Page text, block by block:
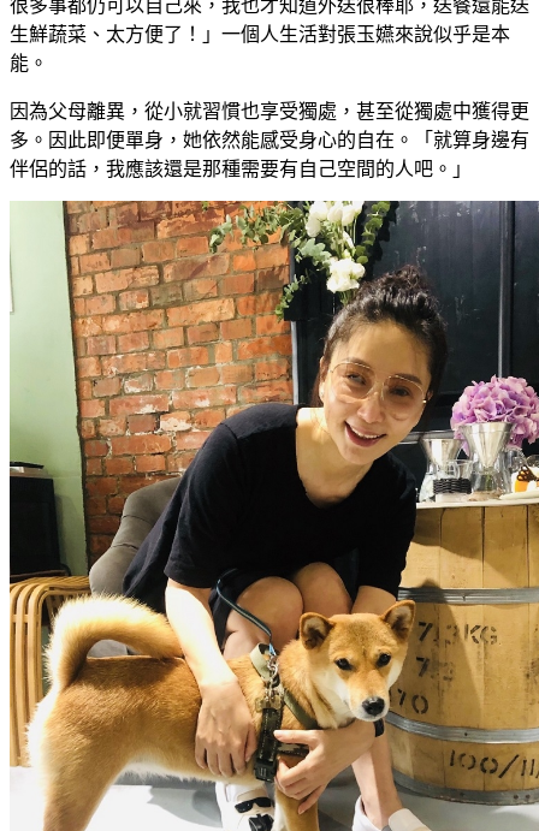
很多事都仍可以自己來，我也才知道外送很棒耶，送餐還能送
生鮮蔬菜、太方便了！」一個人生活對張玉嬿來說似乎是本
能。
因為父母離異，從小就習慣也享受獨處，甚至從獨處中獲得更
多。因此即便單身，她依然能感受身心的自在。「就算身邊有
伴侶的話，我應該還是那種需要有自己空間的人吧。」